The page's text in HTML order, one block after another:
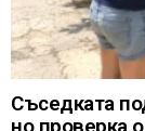
Съседката